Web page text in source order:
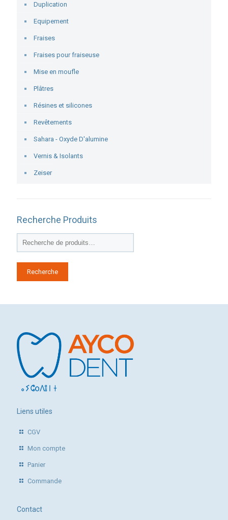
Duplication
Equipement
Fraises
Fraises pour fraiseuse
Mise en moufle
Plâtres
Résines et silicones
Revêtements
Sahara - Oxyde D'alumine
Vernis & Isolants
Zeiser
Recherche Produits
Recherche
Liens utiles
CGV
Mon compte
Panier
Commande
Contact